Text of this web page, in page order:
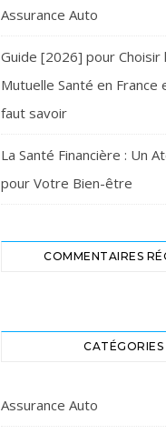
Assurance Auto
Guide [2026] pour Choisir
Mutuelle Santé en France
faut savoir
La Santé Financière : Un
pour Votre Bien-être
COMMENTAIRES
CATÉGORIES
Assurance Auto